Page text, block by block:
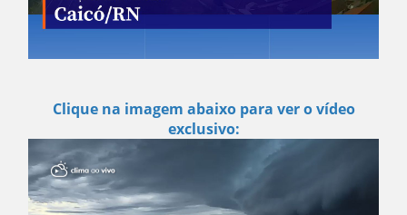
Clique na imagem abaixo para ver o vídeo
exclusivo: